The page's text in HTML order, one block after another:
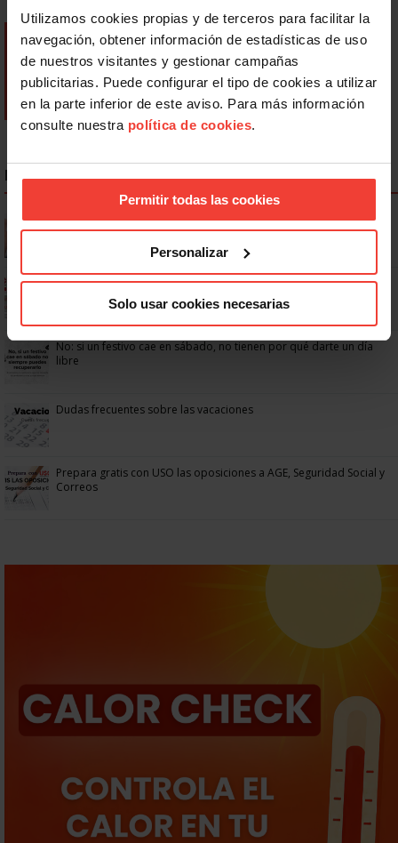
Utilizamos cookies propias y de terceros para facilitar la
navegación, obtener información de estadísticas de uso
de nuestros visitantes y gestionar campañas
publicitarias. Puede configurar el tipo de cookies a utilizar
en la parte inferior de este aviso. Para más información
consulte nuestra política de cookies.
Permitir todas las cookies
Personalizar
Solo usar cookies necesarias
NOTICIAS MÁS LEÍDAS
Se actualizan las patologías para acceder a la jubilación
anticipada por discapacidad
Ya os podéis descargar la app de USO
No: si un festivo cae en sábado, no tienen por qué darte un día
libre
Dudas frecuentes sobre las vacaciones
Prepara gratis con USO las oposiciones a AGE, Seguridad Social y
Correos